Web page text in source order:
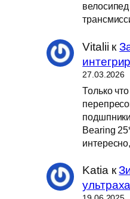
Vitalii к
27.03.2026
Только
Bearing
Katiaк